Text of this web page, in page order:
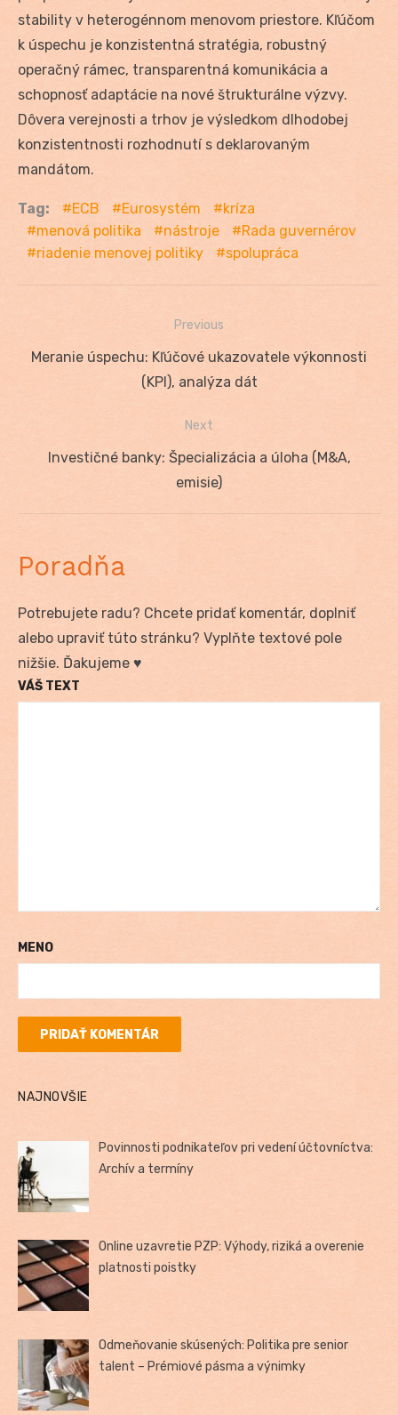
stability v heterogénnom menovom priestore. Kľúčom
k úspechu je konzistentná stratégia, robustný
operačný rámec, transparentná komunikácia a
schopnosť adaptácie na nové štrukturálne výzvy.
Dôvera verejnosti a trhov je výsledkom dlhodobej
konzistentnosti rozhodnutí s deklarovaným
mandátom.
Tag: ECB Eurosystém
kríza
menová politika
nástroje
Rada guvernérov
riadenie menovej politiky
spolupráca
Navigácia
Previous
Previous
Meranie úspechu: Kľúčové ukazovatele výkonnosti
(KPI), analýza dát
Next
NextInvestičné banky: Špecializácia a úloha (M&A,
emisie)
Poradňa
Potrebujete radu? Chcete pridať komentár, doplniť
alebo upraviť túto stránku? Vyplňte textové pole
nižšie. Ďakujeme ♥
VÁŠ TEXT
MENO
NAJNOVŠIE
Povinnosti podnikateľov pri vedení účtovníctva:
Archív a termíny
Online uzavretie PZP: Výhody, riziká a overenie
platnosti poistky
Odmeňovanie skúsených: Politika pre senior
talent – Prémiové pásma a výnimky